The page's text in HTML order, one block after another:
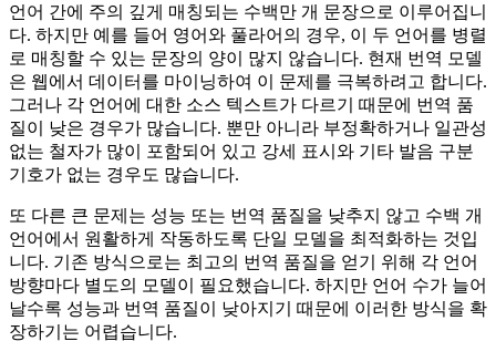
언어 간에 주의 깊게 매칭되는 수백만 개 문장으로 이루어집니
다. 하지만 예를 들어 영어와 풀라어의 경우, 이 두 언어를 병렬
로 매칭할 수 있는 문장의 양이 많지 않습니다. 현재 번역 모델
은 웹에서 데이터를 마이닝하여 이 문제를 극복하려고 합니다.
그러나 각 언어에 대한 소스 텍스트가 다르기 때문에 번역 품
질이 낮은 경우가 많습니다. 뿐만 아니라 부정확하거나 일관성
없는 철자가 많이 포함되어 있고 강세 표시와 기타 발음 구분
기호가 없는 경우도 많습니다.
또 다른 큰 문제는 성능 또는 번역 품질을 낮추지 않고 수백 개
언어에서 원활하게 작동하도록 단일 모델을 최적화하는 것입
니다. 기존 방식으로는 최고의 번역 품질을 얻기 위해 각 언어
방향마다 별도의 모델이 필요했습니다. 하지만 언어 수가 늘어
날수록 성능과 번역 품질이 낮아지기 때문에 이러한 방식을 확
장하기는 어렵습니다.